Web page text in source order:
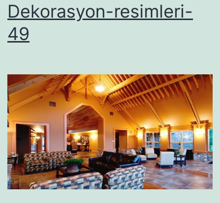
Dekorasyon-resimleri-
49